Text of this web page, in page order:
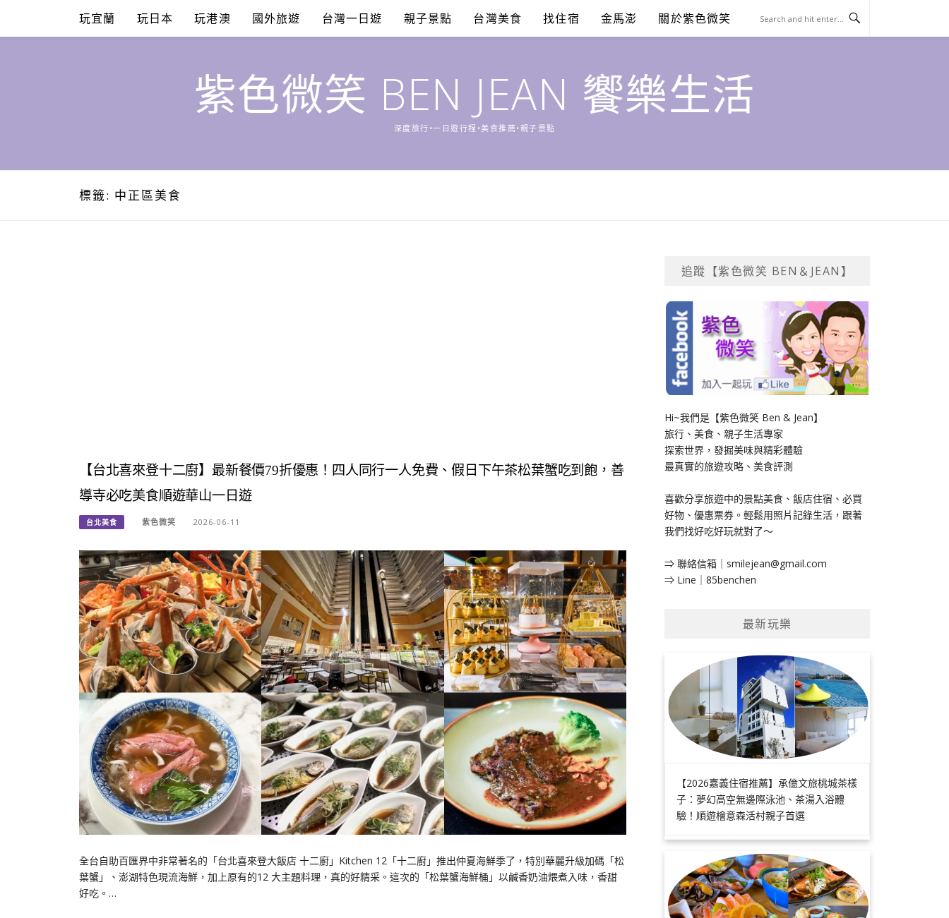
content
玩宜蘭 玩日本 玩港澳 國外旅遊 台灣一日遊 親子景點 台灣美食 找住宿 金馬澎 關於紫色微笑
紫色微笑 BEN JEAN 饗樂生活
深度旅行•一日遊行程•美食推薦•親子景點
標籤: 中正區美食
【台北喜來登十二廚】最新餐價79折優惠！四人同行一人免費、假日下午茶松葉蟹吃到飽，善
導寺必吃美食順遊華山一日遊
台北美食 紫色微笑 2026-06-11
全台自助百匯界中非常著名的「台北喜來登大飯店 十二廚」Kitchen 12「十二廚」推出仲夏海鮮季了，特別華麗升級加碼「松
葉蟹」、澎湖特色現流海鮮，加上原有的12 大主題料理，真的好精采。這次的「松葉蟹海鮮桶」以鹹香奶油煨煮入味，香甜
好吃。…
追蹤【紫色微笑 BEN＆JEAN】
Hi~我們是【紫色微笑 Ben & Jean】
旅行、美食、親子生活專家
探索世界，發掘美味與精彩體驗
最真實的旅遊攻略、美食評測
喜歡分享旅遊中的景點美食、飯店住宿、必買
好物、優惠票券。輕鬆用照片記錄生活，跟著
我們找好吃好玩就對了～
⇒ 聯絡信箱｜ smilejean@gmail.com
⇒ Line｜85benchen
最新玩樂
【2026嘉義住宿推薦】承億文旅桃城茶樣
子：夢幻高空無邊際泳池、茶湯入浴體
驗！順遊檜意森活村親子首選